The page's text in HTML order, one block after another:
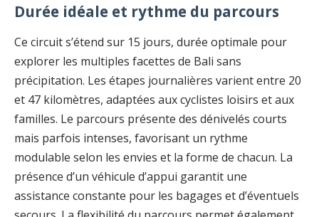
Durée idéale et rythme du parcours
Ce circuit s’étend sur 15 jours, durée optimale pour
explorer les multiples facettes de Bali sans
précipitation. Les étapes journalières varient entre 20
et 47 kilomètres, adaptées aux cyclistes loisirs et aux
familles. Le parcours présente des dénivelés courts
mais parfois intenses, favorisant un rythme
modulable selon les envies et la forme de chacun. La
présence d’un véhicule d’appui garantit une
assistance constante pour les bagages et d’éventuels